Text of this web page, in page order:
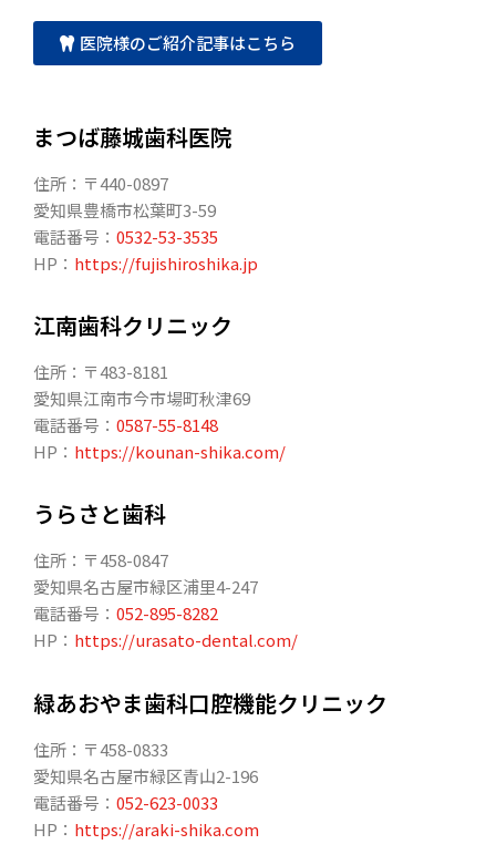
医院様のご紹介記事はこちら
まつば藤城歯科医院
住所：〒440-0897
愛知県豊橋市松葉町3-59
電話番号： 0532-53-3535
HP： https://fujishiroshika.jp
江南歯科クリニック
住所：〒483-8181
愛知県江南市今市場町秋津69
電話番号： 0587-55-8148
HP： https://kounan-shika.com/
うらさと歯科
住所：〒458-0847
愛知県名古屋市緑区浦里4-247
電話番号： 052-895-8282
HP： https://urasato-dental.com/
緑あおやま歯科口腔機能クリニック
住所：〒458-0833
愛知県名古屋市緑区青山2-196
電話番号： 052-623-0033
HP： https://araki-shika.com